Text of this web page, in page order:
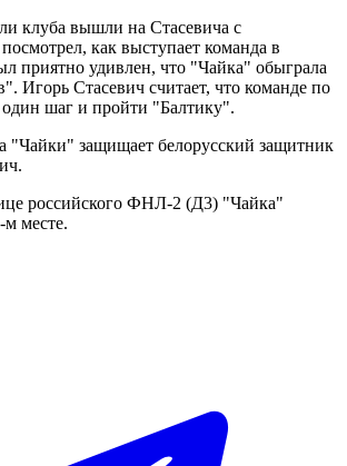
клуба вышли на Стасевича с
как выступает команда в
приятно удивлен, что "Чайка" обыграла
Игорь Стасевич считает, что команде по
один шаг и пройти "Балтику".
"Чайки" защищает белорусский защитник
российского ФНЛ-2 (Д3) "Чайка"
м месте.